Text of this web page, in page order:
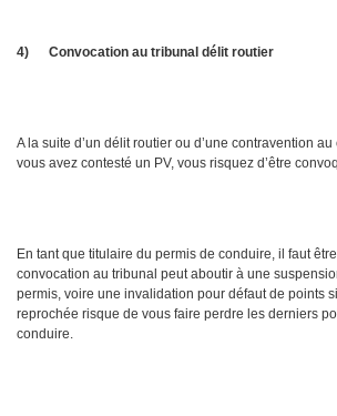
4) Convocation au tribunal délit routier
A la suite d’un délit routier ou d’une contravention
vous avez contesté un PV, vous risquez d’être
En tant que titulaire du permis de conduire, il faut
convocation au tribunal peut aboutir à une
permis, voire une invalidation pour défaut de points
reprochée risque de vous faire perdre les derniers
conduire.